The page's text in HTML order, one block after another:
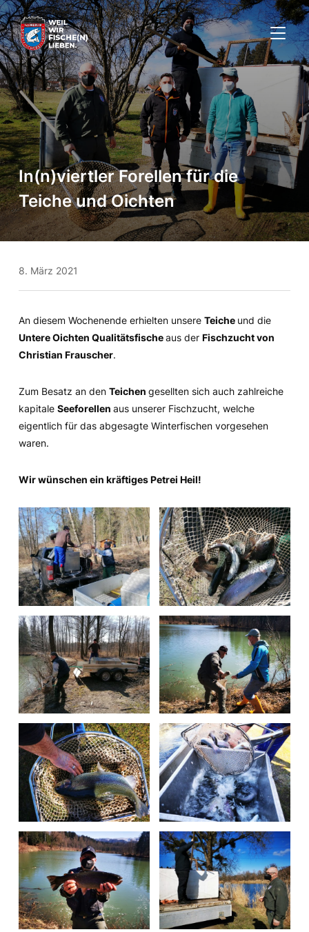
In(n)viertler Forellen für die
Teiche und Oichten
8. März 2021
An diesem Wochenende erhielten unsere Teiche und die
Untere Oichten Qualitätsfischeaus der Fischzucht von
Christian Frauscher.
Zum Besatz an den Teichen gesellten sich auch zahlreiche
kapitale Seeforellen aus unserer Fischzucht, welche
eigentlich für das abgesagte Winterfischen vorgesehen
waren.
Wir wünschen ein kräftiges Petrei Heil!